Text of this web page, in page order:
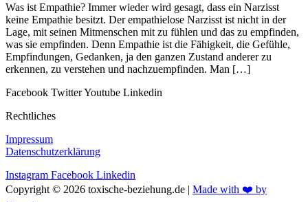
Was ist Empathie? Immer wieder wird gesagt, dass ein Narzisst
keine Empathie besitzt. Der empathielose Narzisst ist nicht in der
Lage, mit seinen Mitmenschen mit zu fühlen und das zu empfinden,
was sie empfinden. Denn Empathie ist die Fähigkeit, die Gefühle,
Empfindungen, Gedanken, ja den ganzen Zustand anderer zu
erkennen, zu verstehen und nachzuempfinden. Man […]
Facebook TwitterYoutube Linkedin
Rechtliches
Impressum
Datenschutzerklärung
Instagram Facebook Linkedin
Copyright © 2026 toxische-beziehung.de | Made with ❤️ by